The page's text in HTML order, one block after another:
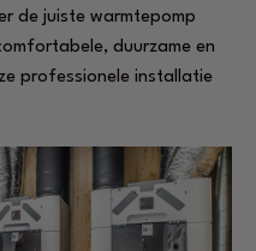
de juiste warmtepomp
duurzame en
professionele installatie